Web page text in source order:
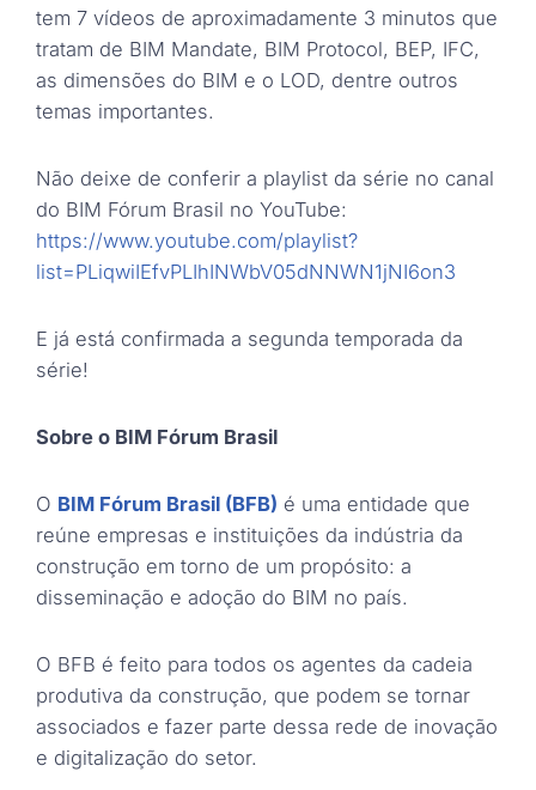
tem 7 vídeos de aproximadamente 3 minutos que
tratam de BIM Mandate, BIM Protocol, BEP, IFC,
as dimensões do BIM e o LOD, dentre outros
temas importantes.
Não deixe de conferir a playlist da série no canal
do BIM Fórum Brasil no YouTube:
https://www.youtube.com/playlist?
list=PLiqwiIEfvPLIhINWbV05dNNWN1jNI6on3
E já está confirmada a segunda temporada da
série!
Sobre o BIM Fórum Brasil
O BIM Fórum Brasil (BFB) é uma entidade que
reúne empresas e instituições da indústria da
construção em torno de um propósito: a
disseminação e adoção do BIM no país.
O BFB é feito para todos os agentes da cadeia
produtiva da construção, que podem se tornar
associados e fazer parte dessa rede de inovação
e digitalização do setor.